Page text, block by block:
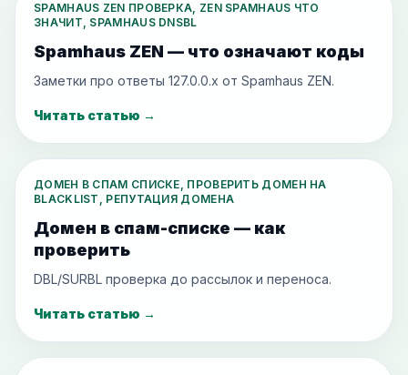
SPAMHAUS ZEN ПРОВЕРКА, ZEN SPAMHAUS ЧТО
ЗНАЧИТ, SPAMHAUS DNSBL
Spamhaus ZEN — что означают коды
Заметки про ответы 127.0.0.x от Spamhaus ZEN.
Читать статью →
ДОМЕН В СПАМ СПИСКЕ, ПРОВЕРИТЬ ДОМЕН НА
BLACKLIST, РЕПУТАЦИЯ ДОМЕНА
Домен в спам-списке — как
проверить
DBL/SURBL проверка до рассылок и переноса.
Читать статью →